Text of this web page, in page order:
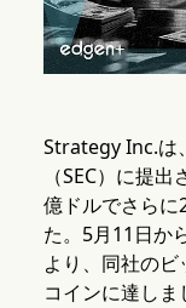
Strategy Inc.は
（SEC）に提
億ドルでさらに
た。5月11日か
より、同社の
コインに達しま